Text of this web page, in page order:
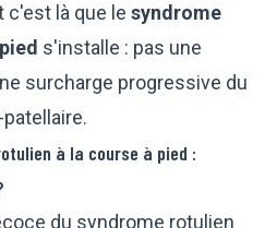
c'est là que le syndrome
s'installe : pas une
surcharge progressive du
à la course à pied :
du syndrome rotulien